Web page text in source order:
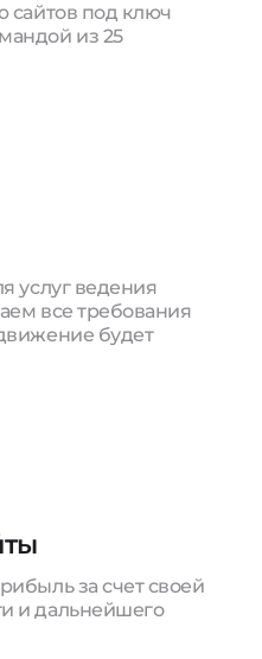
сайтов под ключ
из 25
услуг ведения
все требования
будет
за счет своей
и дальнейшего